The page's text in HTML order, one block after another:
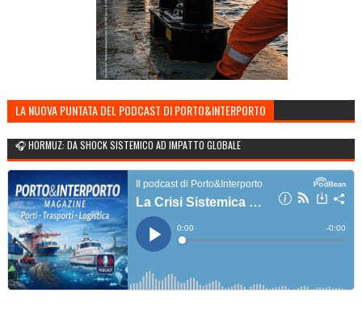
LA NUOVA PUNTATA DEL PODCAST DI PORTO&INTERPORTO
🎧 HORMUZ: DA SHOCK SISTEMICO AD IMPATTO GLOBALE